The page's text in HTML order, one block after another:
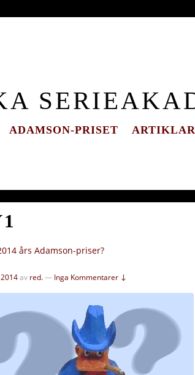
ADAMSON-PRISET
års Adamson-priser?
av red.— Inga Kommentarer ↓